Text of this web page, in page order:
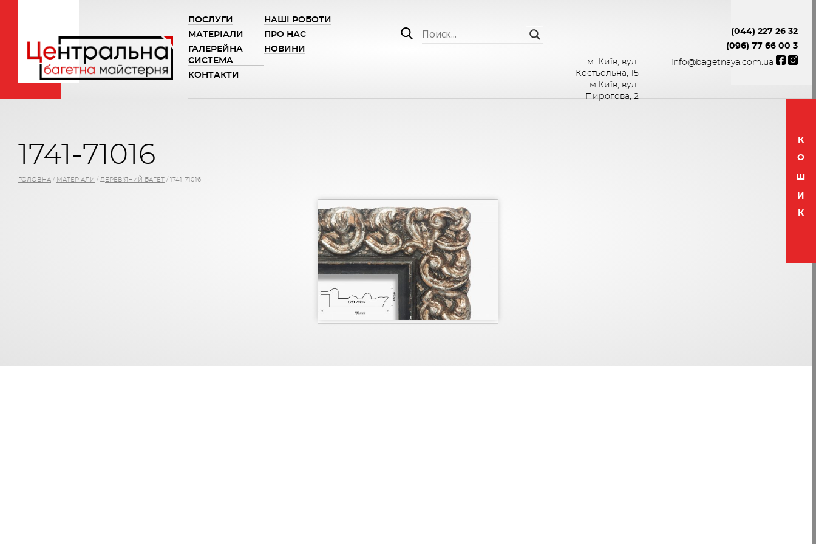
ПОСЛУГИ
НАШІ РОБОТИ
МАТЕРІАЛИ
ПРО НАС
ГАЛЕРЕЙНА
СИСТЕМА
НОВИНИ
КОНТАКТИ
м. Київ, вул.
Костьольна, 15
м.Київ, вул.
Пирогова, 2
(044) 227 26 32
(096) 77 66 00 3
info@bagetnaya.com.ua
1741-71016
ГОЛОВНА / МАТЕРІАЛИ / ДЕРЕВ'ЯНИЙ БАГЕТ / 1741-71016
К
О
Ш
И
К